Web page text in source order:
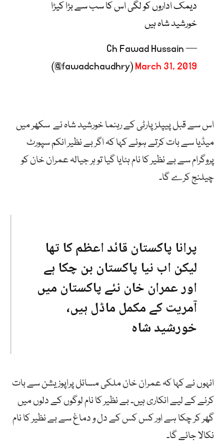
دیمک اداروں کو لگی اس کا سب سے بڑا کیڑا
خورشید شاہ ہیں
— Ch Fawad Hussain
(@fawadchaudhry)March 31, 2019
اس سے قبل پیپلز پارٹی کے رہنما خورشید شاہ نے سکھر میں
میڈیا سے بات کرتے ہوئے کہا کہ اگر بے نظیر انکم سپورٹ
پروگرام سے بے نظیر کا نام ہٹایا گیا تو ہر جیالہ عمران خان کو
چیلنج کرے گا۔
پرانا پاکستان قائد اعظم کا تھا
لیکن اب نیا پاکستان بن چکا ہے
اور عمران خان نئے پاکستان میں
آمریت کے مکمل ماڈل ہیں،
خورشید شاہ
انہوں نے کہا کہ عمران خان ملکی مسائل پراپوزیشن سے بات
کرنے کے لیے انکاری ہیں۔ بے نظیر کا نام لوگوں کے دلوں میں
گھر کر چکا ہے اور کس کس کے دل و دماغ سے بے نظیر کا نام
نکالا جائے گا۔